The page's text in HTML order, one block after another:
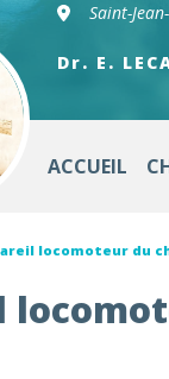
Saint-
Dr. E.
ACCUEIL
locomoteur du